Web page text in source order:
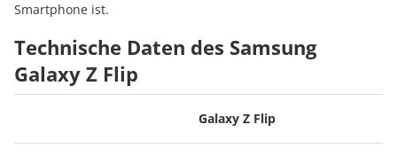
Smartphone ist.
Technische Daten des Samsung
Galaxy Z Flip
Galaxy Z Flip